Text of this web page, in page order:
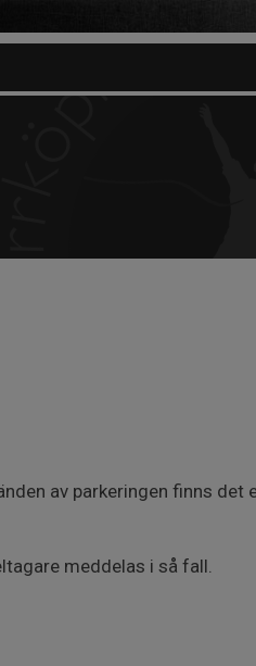
av parkeringen finns det
meddelas i så fall.